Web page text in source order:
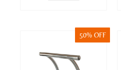
50% OFF